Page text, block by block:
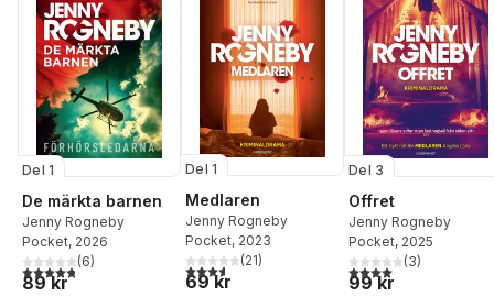
Del 1
De märkta barnen
Jenny Rogneby
Pocket, 2026
4,8utav 5 stjärnor. Totalt antal röster:
(6)
89 kr
Del 1
Medlaren
Jenny Rogneby
Pocket, 2023
3,6utav 5 stjärnor. Totalt antal röster:
(21)
69 kr
Del 3
Offret
Jenny Rogneby
Pocket, 2025
4,0utav 5 stjärnor.
(3)
99 kr